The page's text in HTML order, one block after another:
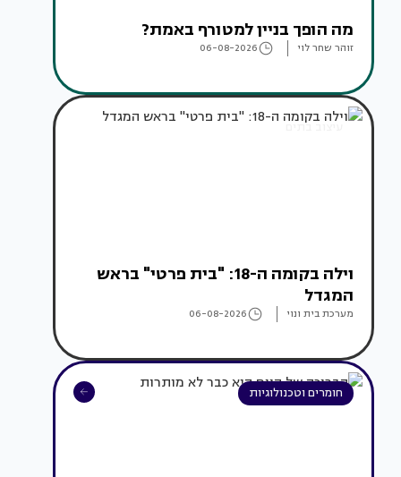
מה הופך בניין למטורף באמת?
זוהר שחר לוי 06-08-2026
עיצוב בתים
וילה בקומה ה-18: "בית פרטי" בראש
המגדל
מערכת בית ונוי 06-08-2026
חומרים וטכנולוגיות